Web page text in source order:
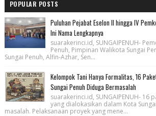
POPULAR POSTS
Puluhan Pejabat Eselon II hingga IV
Ini Nama Lengkapnya
suarakerinci.id, SUNGAIPENUH-
Penuh, Pimpinan Walikota Sungai
Sungai Penuh, Alfin-Azhar, Sen...
Kelompok Tani Hanya Formalitas, 16
Sungai Penuh Diduga Bermasalah
suarakerinci.id, SUNGAIPENUH- 16
yang dialokasikan dalam Kota
masalah. Pelaksanaan proyek yang mene...